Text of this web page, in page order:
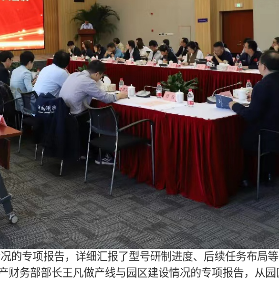
的专项报告，详细汇报了型号研制进度、后续任务布局等
财务部部长王凡做产线与园区建设情况的专项报告，从